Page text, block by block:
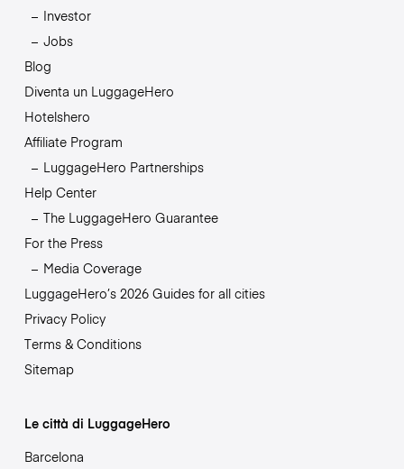
Investor
Jobs
Blog
Diventa un LuggageHero
Hotelshero
Affiliate Program
LuggageHero Partnerships
Help Center
The LuggageHero Guarantee
For the Press
Media Coverage
LuggageHero’s 2026 Guides for all cities
Privacy Policy
Terms & Conditions
Sitemap
Le città di LuggageHero
Barcelona